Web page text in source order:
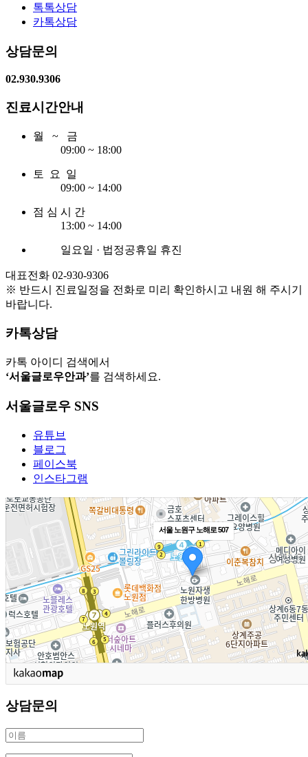
톡톡상담
카톡상담
상담문의
02.930.9306
진료시간안내
월 ~ 금
09:00 ~ 18:00
토 요 일
09:00 ~ 14:00
점 심 시 간
13:00 ~ 14:00
일요일 · 법정공휴일 휴진
대표전화 02-930-9306
※ 반드시 진료일정을 전화로 미리 확인하시고 내원 해 주시기
바랍니다.
카톡상담
카톡 아이디 검색에서
‘서울글로우안과’를 검색하세요.
서울글로우 SNS
유튜브
블로그
페이스북
인스타그램
서울 노원구 노해로 507
상담문의